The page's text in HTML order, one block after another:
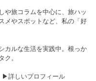
や旅コラムを中心に、旅ハッ
メやスポットなど、私の「好
カルな生活を実践中。根っか
ク。
▶︎詳しいプロフィール